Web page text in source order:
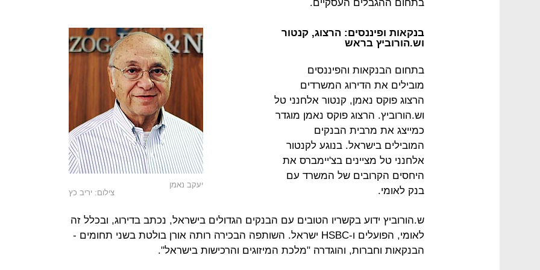
בתחום ההגבלים העסקיים.
יעקב נאמן
צילום: יריב כץ
בנקאות ופיננסים: הרצוג, קנטור
וש.הורוביץ בראש
בתחום הבנקאות והפיננסים
מובילים את הדירוג המשרדים
הרצוג פוקס נאמן, קנטור אלחנני טל
וש.הורוביץ. הרצוג פוקס נאמן מוגדר
כמייצג את מרבית הבנקים
המובילים בישראל. בנוגע לקנטור
אלחנני טל מציינים בצ'יימברס את
היחסים הקרובים של המשרד עם
בנק לאומי.
ש.הורוביץ ידוע בקשריו הטובים עם הבנקים הגדולים בישראל, נכתב בדירוג, ובכלל זה
לאומי, הפועלים ו-HSBC ישראל. השותפה הבכירה רותה אורן בולטת בשני תחומים -
הבנקאות וחברות, והוגדרה "מלכת המיזוגים והרכישות בישראל".